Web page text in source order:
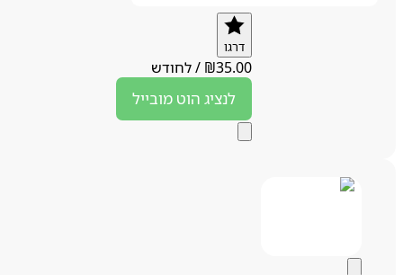
₪35.00
/לחודש
לנציגהוט מובייל